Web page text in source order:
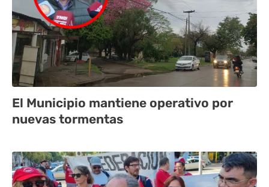
El Municipio mantiene operativo por
nuevas tormentas